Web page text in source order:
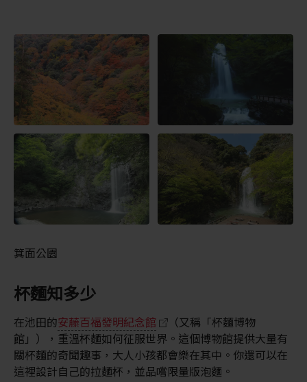
箕面公園
杯麵知多少
在池田的安藤百福發明紀念館
（又稱「杯麵博物
館」），重溫杯麵如何征服世界。這個博物館提供大量有
關杯麵的奇聞趣事，大人小孩都會樂在其中。你還可以在
這裡設計自己的拉麵杯，並品嚐限量版泡麵。